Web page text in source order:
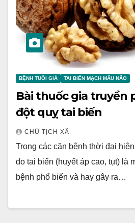
BỆNH TUỔI GIÀ TAI BIẾN MẠCH MÃU NÃO
Bài thuốc gia truyền
đột quỵ tai biến
CHỦ TỊCH XÃ
Trong các căn bệnh thời đại
do tai biến (huyết áp cao, tụt) là
bệnh phổ biến và hay gây ra…